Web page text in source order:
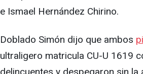
e Ismael Hernández Chirino.
Doblado Simón dijo que ambos
ultraligero matricula CU-U 1619